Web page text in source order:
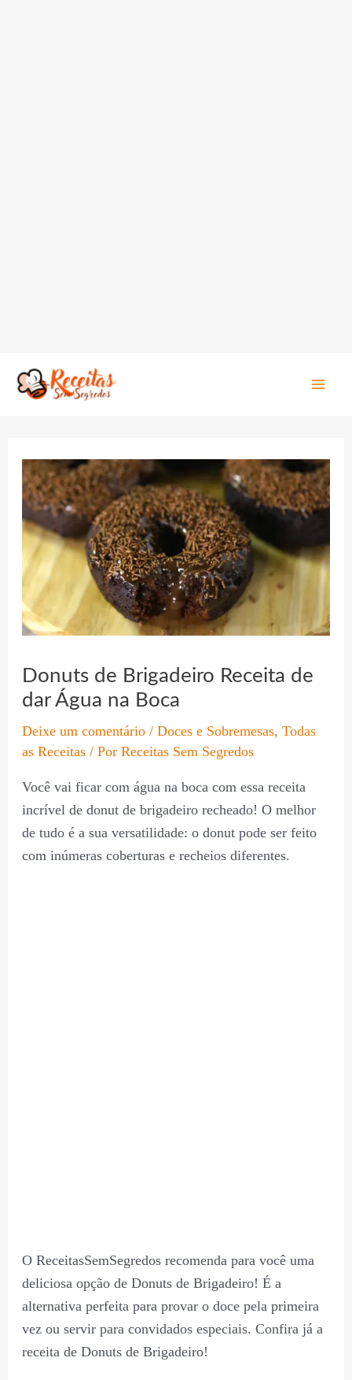
Donuts de Brigadeiro Receita de
dar Água na Boca
Deixe um comentário / Doces e Sobremesas, Todas
as Receitas/ Por Receitas Sem Segredos
Você vai ficar com água na boca com essa receita
incrível de donut de brigadeiro recheado! O melhor
de tudo é a sua versatilidade: o donut pode ser feito
com inúmeras coberturas e recheios diferentes.
O ReceitasSemSegredos recomenda para você uma
deliciosa opção de Donuts de Brigadeiro! É a
alternativa perfeita para provar o doce pela primeira
vez ou servir para convidados especiais. Confira já a
receita de Donuts de Brigadeiro!